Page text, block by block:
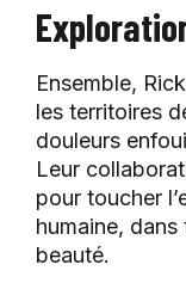
Ensemble,
les territoires
douleurs
Leur
pour toucher
humaine,
beauté.